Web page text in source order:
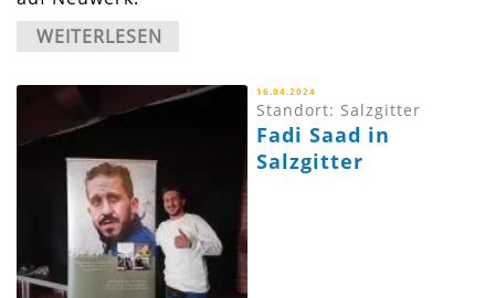
WEITERLESEN
16.04.2024
Standort: Salzgitter
Fadi Saad in
Salzgitter